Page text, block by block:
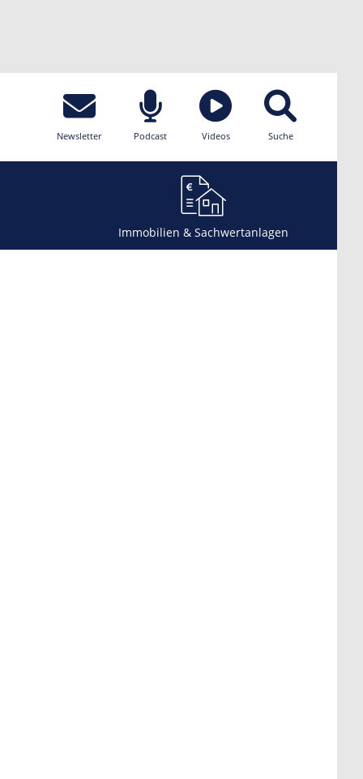
Newsletter Podcast Videos Suche
Immobilien & Sachwertanlagen